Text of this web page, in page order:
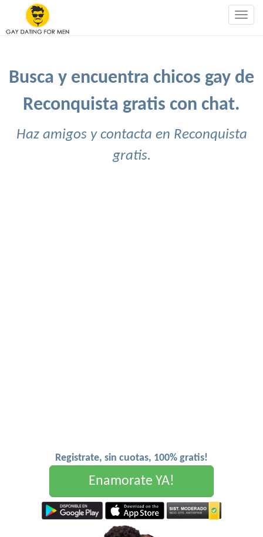
Busca y encuentra chicos gay de
Reconquista gratis con chat.
Haz amigos y contacta en Reconquista
gratis.
Registrate, sin cuotas, 100% gratis!
Enamorate YA!